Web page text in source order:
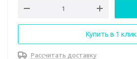
Купить в 1 клик
Рассчитать доставку